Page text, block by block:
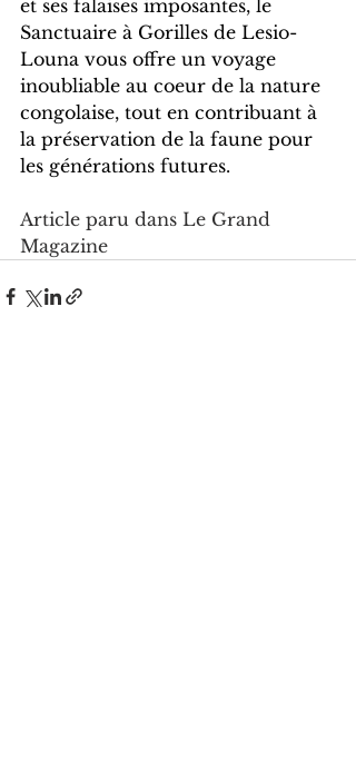
et ses falaises imposantes, le
Sanctuaire à Gorilles de Lesio-
Louna vous offre un voyage
inoubliable au coeur de la nature
congolaise, tout en contribuant à
la préservation de la faune pour
les générations futures.
Article paru dans Le Grand
Magazine